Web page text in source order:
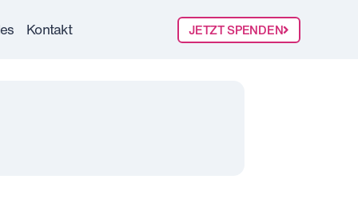
Kontakt JETZT SPENDEN